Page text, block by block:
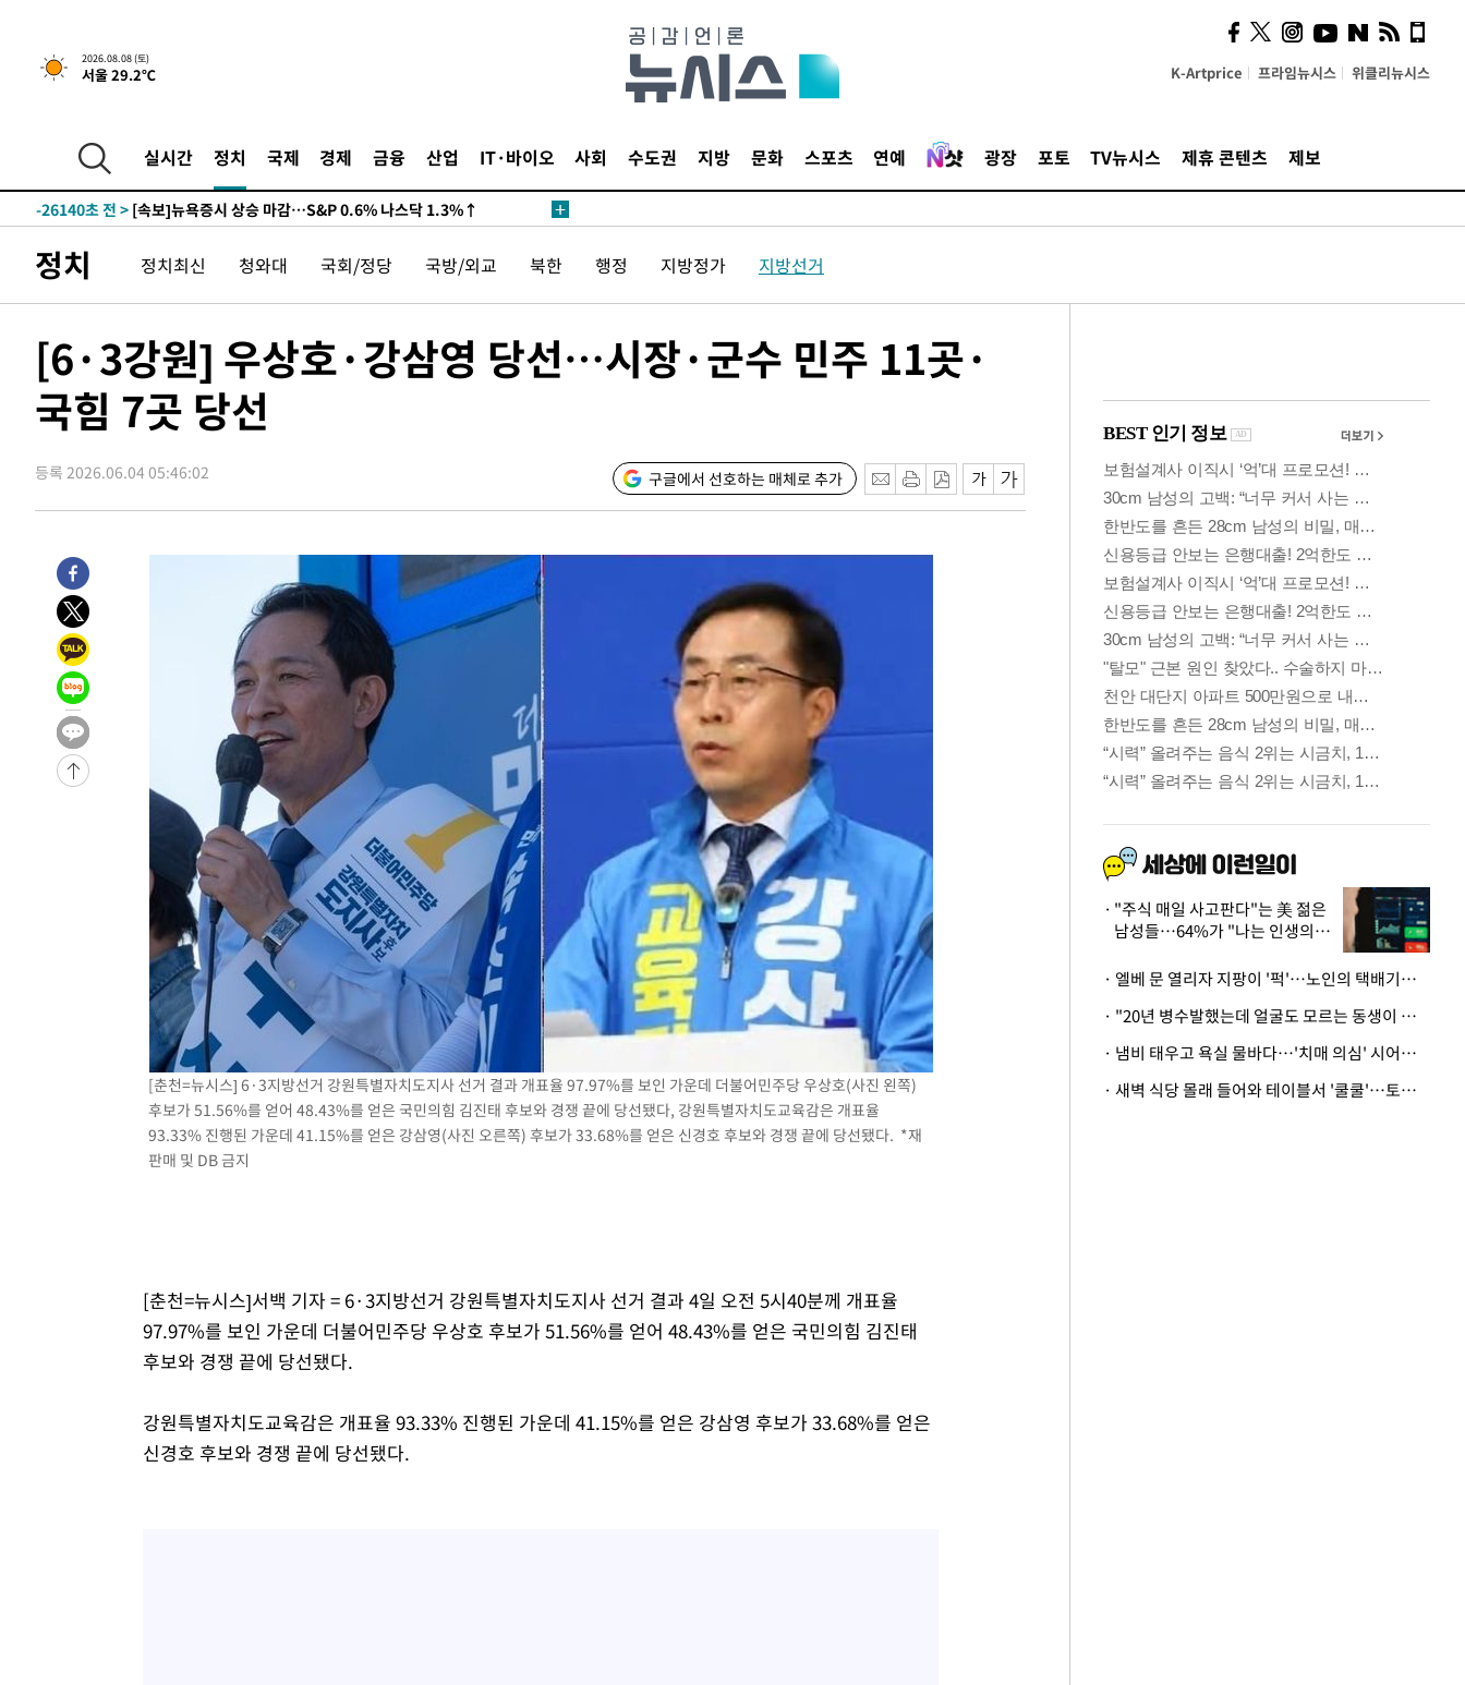
2026.08.08 (토)
서울 29.2℃ K-Artprice 프라임뉴시스 위클리뉴시스
실시간 정치 국제 경제 금융 산업 IT·바이오 사회 수도권 지방 문화 스포츠 연예 광장 포토 TV뉴시스 제휴 콘텐츠 제보
-26140초 전 > [속보]뉴욕증시 상승 마감…S&P 0.6% 나스닥 1.3%↑
정치 정치최신 청와대 국회/정당 국방/외교 북한 행정 지방정가 지방선거
[6·3강원] 우상호·강삼영 당선…시장·군수 민주 11곳·
국힘 7곳 당선
등록 2026.06.04 05:46:02 구글에서 선호하는 매체로 추가
[춘천=뉴시스] 6·3지방선거 강원특별자치도지사 선거 결과 개표율 97.97%를 보인 가운데 더불어민주당 우상호(사진 왼쪽)
후보가 51.56%를 얻어 48.43%를 얻은 국민의힘 김진태 후보와 경쟁 끝에 당선됐다, 강원특별자치도교육감은 개표율
93.33% 진행된 가운데 41.15%를 얻은 강삼영(사진 오른쪽) 후보가 33.68%를 얻은 신경호 후보와 경쟁 끝에 당선됐다. *재
판매 및 DB 금지
[춘천=뉴시스]서백 기자 = 6·3지방선거 강원특별자치도지사 선거 결과 4일 오전 5시40분께 개표율
97.97%를 보인 가운데 더불어민주당 우상호 후보가 51.56%를 얻어 48.43%를 얻은 국민의힘 김진태
후보와 경쟁 끝에 당선됐다.
강원특별자치도교육감은 개표율 93.33% 진행된 가운데 41.15%를 얻은 강삼영 후보가 33.68%를 얻은
신경호 후보와 경쟁 끝에 당선됐다.
시, 스마트폰 액세서리에
NFC 더했다
"주식 매일 사고판다"는 美 젊은
남성들…64%가 "나는 인생의
· 엘베 문 열리자 지팡이 '퍽'…노인의 택배기사 폭행 이유
· "20년 병수발했는데 얼굴도 모르는 동생이 유산 절반을"…배다른 형제 상속권 있을까
· 냄비 태우고 욕실 물바다…'치매 의심' 시어머니 검사 권유했다가 '날벼락'
· 새벽 식당 몰래 들어와 테이블서 '쿨쿨'…토사물 남기고 사라진 남성